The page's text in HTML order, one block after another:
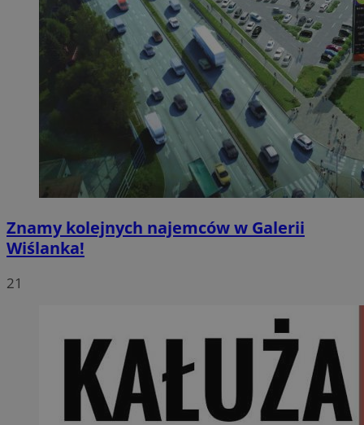
Znamy kolejnych najemców w Galerii
Wiślanka!
21